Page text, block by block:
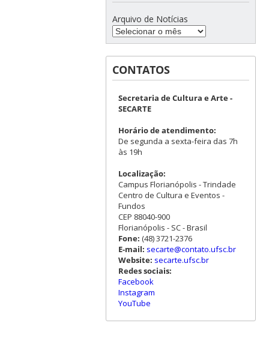
Arquivo de Notícias
CONTATOS
Secretaria de Cultura e Arte -
SECARTE
Horário de atendimento:
De segunda a sexta-feira das 7h
às 19h
Localização:
Campus Florianópolis - Trindade
Centro de Cultura e Eventos -
Fundos
CEP 88040-900
Florianópolis - SC - Brasil
Fone: (48) 3721-2376
E-mail: secarte@contato.ufsc.br
Website: secarte.ufsc.br
Redes sociais:
Facebook
Instagram
YouTube